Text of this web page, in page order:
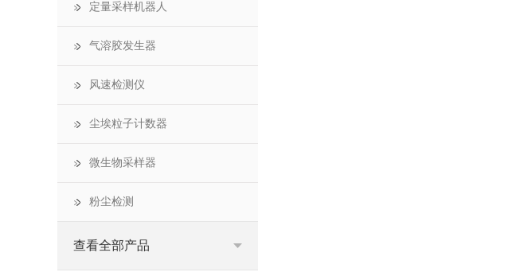
定量采样机器人
气溶胶发生器
风速检测仪
尘埃粒子计数器
微生物采样器
粉尘检测
查看全部产品